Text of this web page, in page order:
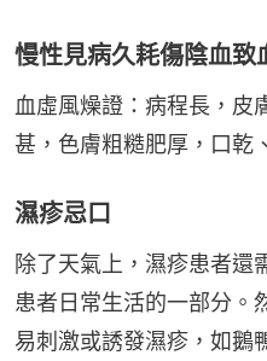
慢性見病久耗傷陰血致
血虛風燥證：病程長，皮
甚，色膚粗糙肥厚，口乾
濕疹忌口
除了天氣上，濕疹患者還
患者日常生活的一部分。
易刺激或誘發濕疹，如鵝